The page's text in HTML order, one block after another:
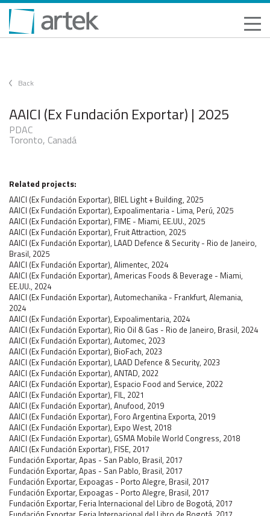
Back
AAICI (Ex Fundación Exportar) | 2025
PDAC
Toronto, Canadá
Related projects:
AAICI (Ex Fundación Exportar), BIEL Light + Building, 2025
AAICI (Ex Fundación Exportar), Expoalimentaria - Lima, Perú, 2025
AAICI (Ex Fundación Exportar), FIME - Miami, EE.UU., 2025
AAICI (Ex Fundación Exportar), Fruit Attraction, 2025
AAICI (Ex Fundación Exportar), LAAD Defence & Security - Rio de Janeiro,
Brasil, 2025
AAICI (Ex Fundación Exportar), Alimentec, 2024
AAICI (Ex Fundación Exportar), Americas Foods & Beverage - Miami,
EE.UU., 2024
AAICI (Ex Fundación Exportar), Automechanika - Frankfurt, Alemania,
2024
AAICI (Ex Fundación Exportar), Expoalimentaria, 2024
AAICI (Ex Fundación Exportar), Rio Oil & Gas - Rio de Janeiro, Brasil, 2024
AAICI (Ex Fundación Exportar), Automec, 2023
AAICI (Ex Fundación Exportar), BioFach, 2023
AAICI (Ex Fundación Exportar), LAAD Defence & Security, 2023
AAICI (Ex Fundación Exportar), ANTAD, 2022
AAICI (Ex Fundación Exportar), Espacio Food and Service, 2022
AAICI (Ex Fundación Exportar), FIL, 2021
AAICI (Ex Fundación Exportar), Anufood, 2019
AAICI (Ex Fundación Exportar), Foro Argentina Exporta, 2019
AAICI (Ex Fundación Exportar), Expo West, 2018
AAICI (Ex Fundación Exportar), GSMA Mobile World Congress, 2018
AAICI (Ex Fundación Exportar), FISE, 2017
Fundación Exportar, Apas - San Pablo, Brasil, 2017
Fundación Exportar, Apas - San Pablo, Brasil, 2017
Fundación Exportar, Expoagas - Porto Alegre, Brasil, 2017
Fundación Exportar, Expoagas - Porto Alegre, Brasil, 2017
Fundación Exportar, Feria Internacional del Libro de Bogotá, 2017